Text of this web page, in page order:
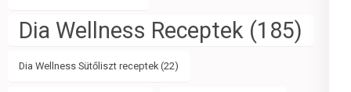
Dia Wellness Receptek (185)
Dia Wellness Sütőliszt receptek (22)